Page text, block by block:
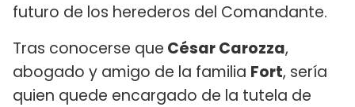
futuro de los herederos del Comandante.
Tras conocerse que César Carozza,
abogado y amigo de la familia Fort, sería
quien quede encargado de la tutela de